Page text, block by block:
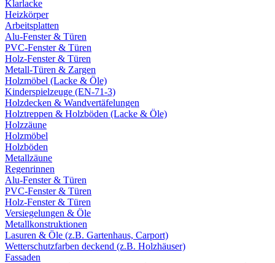
Klarlacke
Heizkörper
Arbeitsplatten
Alu-Fenster & Türen
PVC-Fenster & Türen
Holz-Fenster & Türen
Metall-Türen & Zargen
Holzmöbel (Lacke & Öle)
Kinderspielzeuge (EN-71-3)
Holzdecken & Wandvertäfelungen
Holztreppen & Holzböden (Lacke & Öle)
Holzzäune
Holzmöbel
Holzböden
Metallzäune
Regenrinnen
Alu-Fenster & Türen
PVC-Fenster & Türen
Holz-Fenster & Türen
Versiegelungen & Öle
Metallkonstruktionen
Lasuren & Öle (z.B. Gartenhaus, Carport)
Wetterschutzfarben deckend (z.B. Holzhäuser)
Fassaden